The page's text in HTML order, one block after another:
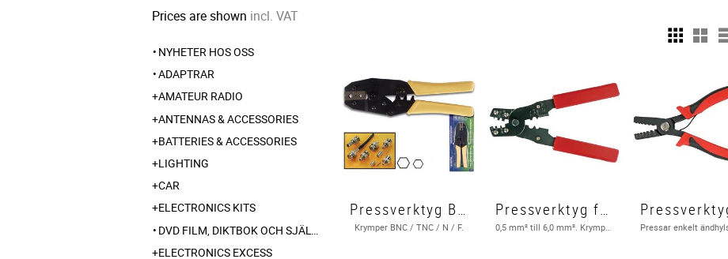
Pressverktyg BNC RG-58/59
Krymper BNC / TNC / N / F.
Pressverktyg för ändhylsor
0,5 mm² till 6,0 mm². ​Krympar enkelt isolerade plintar
Prices are shown incl. VAT
NYHETER HOS OSS
ADAPTRAR
AMATEUR RADIO
ANTENNAS & ACCESSORIES
BATTERIES & ACCESSORIES
LIGHTING
CAR
ELECTRONICS KITS
DVD FILM, DIKTBOK OCH SJÄLVBIOGRAFI FRÅN SKARABORG
ELECTRONICS EXCESS